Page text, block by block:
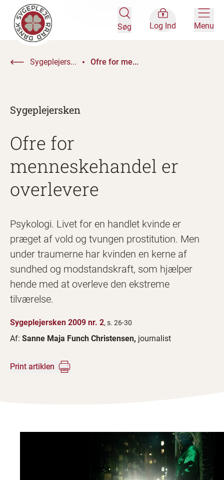
Søg Log Ind Menu
Sygeplejers... Ofre for me...
Sygeplejersken
Ofre for
menneskehandel er
overlevere
Psykologi. Livet for en handlet kvinde er
præget af vold og tvungen prostitution. Men
under traumerne har kvinden en kerne af
sundhed og modstandskraft, som hjælper
hende med at overleve den ekstreme
tilværelse.
Sygeplejersken 2009 nr. 2, s. 26-30
Af: Sanne Maja Funch Christensen, journalist
Print artiklen